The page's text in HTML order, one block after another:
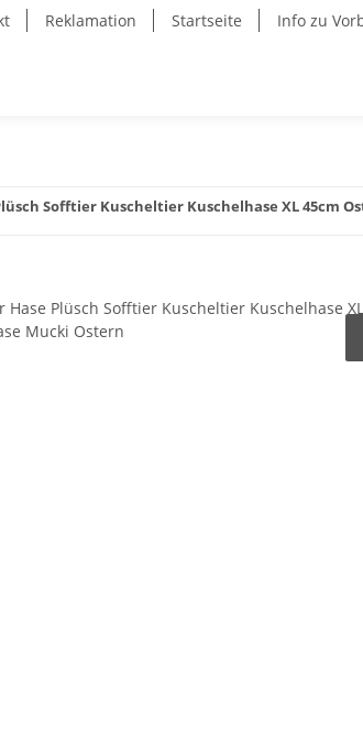
Reklamation Startseite Info zu
Sofftier Kuscheltier Kuschelhase XL 45cm